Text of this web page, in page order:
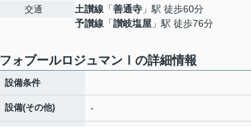
交通
土讃線 「善通寺 」駅 徒歩60分
予讃線 「讃岐塩屋 」駅 徒歩76分
フォブールロジュマンⅠの詳細情報
設備条件
設備(その他) -